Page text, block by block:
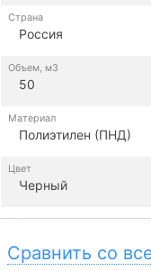
Страна
Россия
Объем, м3
50
Материал
Полиэтилен (ПНД)
Цвет
Черный
Сравнить со